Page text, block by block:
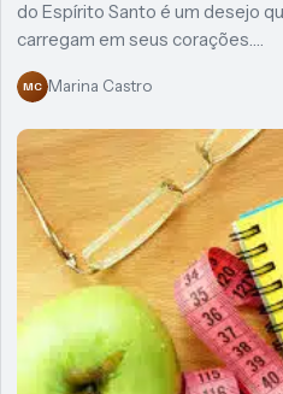
do Espírito Santo é um desejo
carregam em seus corações.…
MC Marina Castro